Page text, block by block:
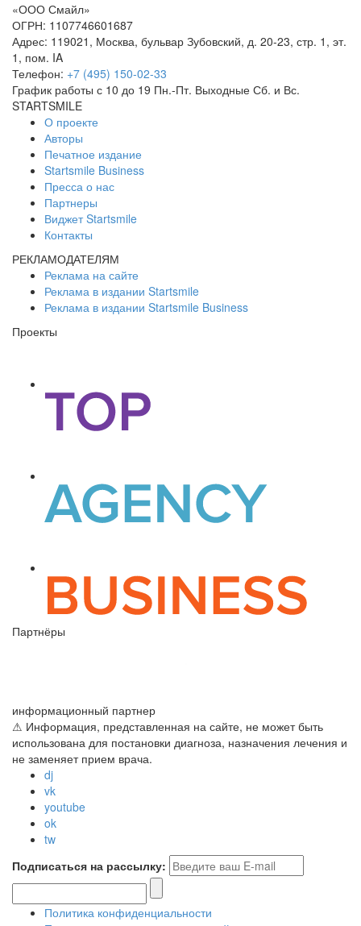
«ООО Смайл»
ОГРН: 1107746601687
Адрес: 119021 , Москва, бульвар Зубовский, д. 20-23, стр. 1, эт.
1, пом. IA
Телефон: +7 (495) 150-02-33
График работы с 10 до 19 Пн.-Пт. Выходные Сб. и Вс.
STARTSMILE
О проекте
Авторы
Печатное издание
Startsmile Business
Пресса о нас
Партнеры
Виджет Startsmile
Контакты
РЕКЛАМОДАТЕЛЯМ
Реклама на сайте
Реклама в издании Startsmile
Реклама в издании Startsmile Business
Проекты
Партнёры
информационный партнер
⚠ Информация, представленная на сайте, не может быть
использована для постановки диагноза, назначения лечения и
не заменяет прием врача.
dj
vk
youtube
ok
tw
Подписаться на рассылку:
Политика конфиденциальности